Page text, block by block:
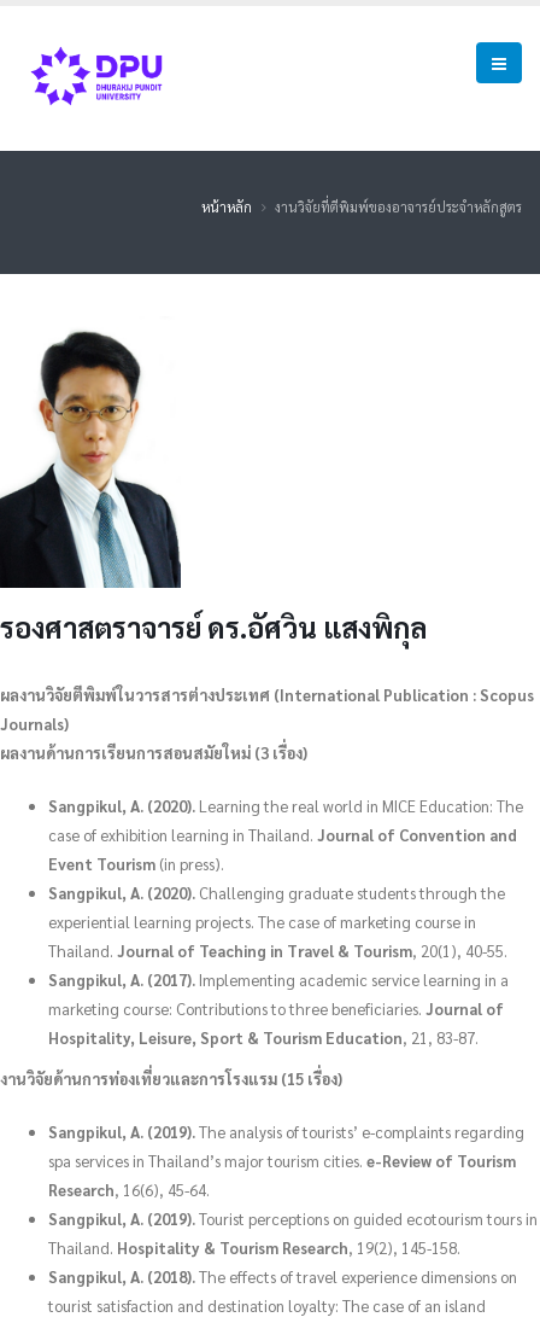
หน้าหลัก งานวิจัยที่ตีพิมพ์ของอาจารย์ประจำหลักสูตร
รองศาสตราจารย์ ดร.อัศวิน แสงพิกุล
ผลงานวิจัยตีพิมพ์ในวารสารต่างประเทศ (International Publication : Scopus
Journals)
ผลงานด้านการเรียนการสอนสมัยใหม่ (3 เรื่อง)
Sangpikul, A. (2020). Learning the real world in MICE Education: The
case of exhibition learning in Thailand. Journal of Convention and
Event Tourism (in press).
Sangpikul, A. (2020). Challenging graduate students through the
experiential learning projects. The case of marketing course in
Thailand. Journal of Teaching in Travel & Tourism, 20(1), 40-55.
Sangpikul, A. (2017). Implementing academic service learning in a
marketing course: Contributions to three beneficiaries. Journal of
Hospitality, Leisure, Sport & Tourism Education, 21, 83-87.
งานวิจัยด้านการท่องเที่ยวและการโรงแรม (15 เรื่อง)
Sangpikul, A. (2019).The analysis of tourists’ e-complaints regarding
spa services in Thailand’s major tourism cities. e-Review of Tourism
Research, 16(6), 45-64.
Sangpikul, A. (2019).Tourist perceptions on guided ecotourism tours in
Thailand. Hospitality & Tourism Research, 19(2), 145-158.
Sangpikul, A. (2018).The effects of travel experience dimensions on
tourist satisfaction and destination loyalty: The case of an island